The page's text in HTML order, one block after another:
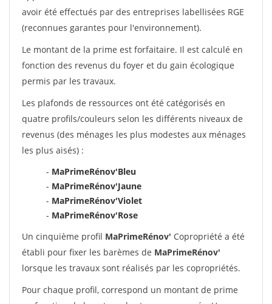
avoir été effectués par des entreprises labellisées RGE
(reconnues garantes pour l'environnement).
Le montant de la prime est forfaitaire. Il est calculé en
fonction des revenus du foyer et du gain écologique
permis par les travaux.
Les plafonds de ressources ont été catégorisés en
quatre profils/couleurs selon les différents niveaux de
revenus (des ménages les plus modestes aux ménages
les plus aisés) :
- MaPrimeRénov'Bleu
- MaPrimeRénov'Jaune
- MaPrimeRénov'Violet
- MaPrimeRénov'Rose
Un cinquième profil MaPrimeRénov' Copropriété a été
établi pour fixer les barèmes de MaPrimeRénov'
lorsque les travaux sont réalisés par les copropriétés.
Pour chaque profil, correspond un montant de prime